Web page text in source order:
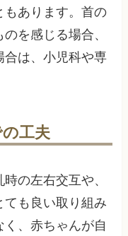
もあります。首の
を感じる場合、
合は、小児科や専
工夫
の左右交互や、
ても良い取り組み
、赤ちゃんが自